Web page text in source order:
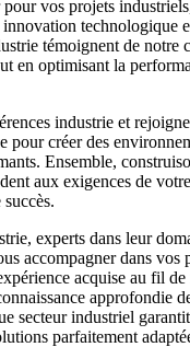
vos projets
technologique
témoignent de notre
en optimisant la
industrie et
pour créer des
Ensemble,
aux exigences de
experts dans leur
accompagner dans vos
acquise au fil de
approfondie
secteur industriel
parfaitement